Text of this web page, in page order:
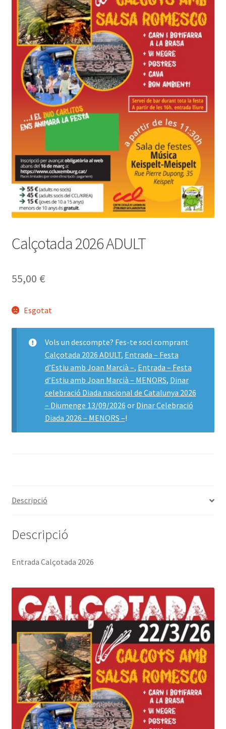
Calçotada 2026 ADULT
55,00 €
Esgotat
Vols un descompte? Fes-te soci comprant
Calçotada 2026 ADULT, Entrada – Festa
d’Estiu amb Joan Marcià –, Entrada – Festa
d’Estiu amb Joan Marcià – MENORS, Dinar
celebració Diada nacional de Catalunya 2026
– Diumenge 13/09/2026 or Dinar Celebració
Diada 2026 – MENORS –!
Descripció
Descripció
Entrada Calçotada 2026